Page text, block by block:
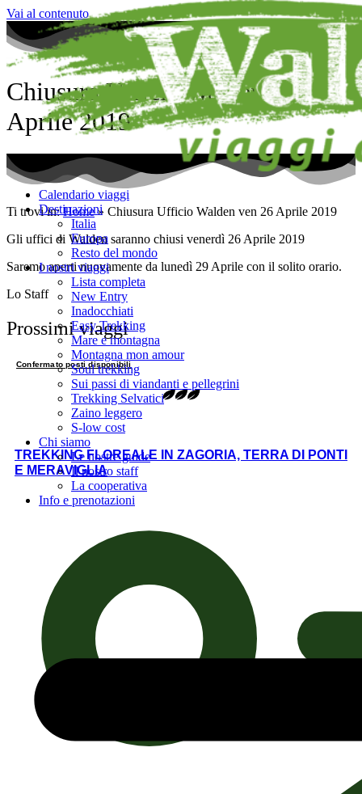
Vai al contenuto
Calendario viaggi
Destinazioni
Italia
Europa
Resto del mondo
I nostri viaggi
Lista completa
New Entry
Inadocchiati
Easy Trekking
Mare e montagna
Montagna mon amour
Soul trekking
Sui passi di viandanti e pellegrini
Trekking Selvatici
Zaino leggero
S-low cost
Chi siamo
Le nostre guide
Il nostro staff
La cooperativa
Info e prenotazioni
Chiusura Ufficio Walden ven 26
Aprile 2019
Ti trovi in:Home» Chiusura Ufficio Walden ven 26 Aprile 2019
Gli uffici di Walden saranno chiusi venerdì 26 Aprile 2019
Saremo aperti nuovamente da lunedì 29 Aprile con il solito orario.
Lo Staff
Prossimi viaggi
Confermato posti disponibili
TREKKING FLOREALE IN ZAGORIA, TERRA DI PONTI
E MERAVIGLIA